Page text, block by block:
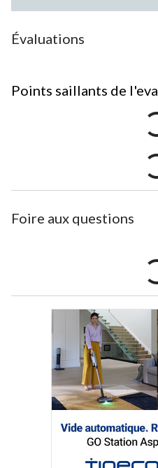
Évaluations
Points saillants de
Foire aux questions